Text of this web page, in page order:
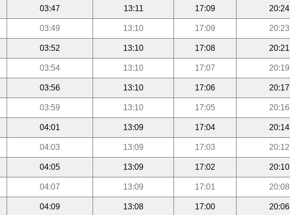
03:47 13:11 17:09 20:24
03:49 13:10 17:09 20:23
03:52 13:10 17:08 20:21
03:54 13:10 17:07 20:19
03:56 13:10 17:06 20:17
03:59 13:10 17:05 20:16
04:01 13:09 17:04 20:14
04:03 13:09 17:03 20:12
04:05 13:09 17:02 20:10
04:07 13:09 17:01 20:08
04:09 13:08 17:00 20:06